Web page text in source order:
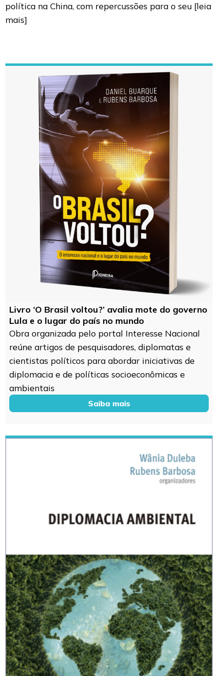
política na China, com repercussões para o seu [leia
mais]
Livro ‘O Brasil voltou?’ avalia mote do governo
Lula e o lugar do país no mundo
Obra organizada pelo portal Interesse Nacional
reúne artigos de pesquisadores, diplomatas e
cientistas políticos para abordar iniciativas de
diplomacia e de políticas socioeconômicas e
ambientais
Saiba mais